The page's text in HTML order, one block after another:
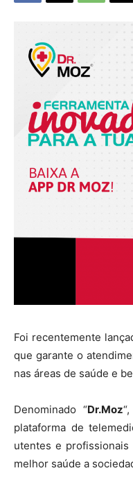
Foi recentemente
que garante o
nas áreas de saúde e
Denominado “Dr.Moz
plataforma de
utentes e
melhor saúde a